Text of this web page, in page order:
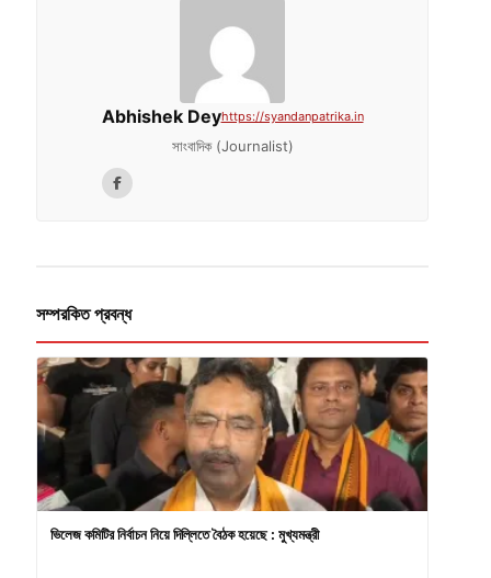
Abhishek Deyhttps://syandanpatrika.in
সাংবাদিক (Journalist)
সম্পরকিত প্রবন্ধ
ভিলেজ কমিটির নির্বাচন নিয়ে দিল্লিতে বৈঠক হয়েছে : মুখ্যমন্ত্রী